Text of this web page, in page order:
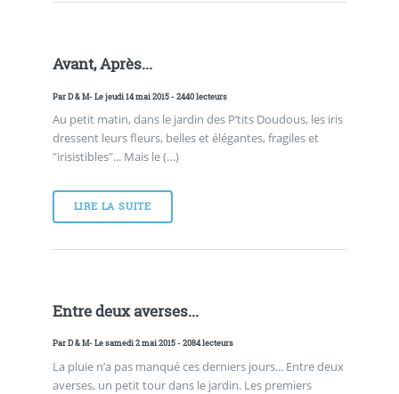
Avant, Après...
ParD & M- Le jeudi 14 mai 2015 - 2440 lecteurs
Au petit matin, dans le jardin des P’tits Doudous, les iris
dressent leurs fleurs, belles et élégantes, fragiles et
"irisistibles"... Mais le (…)
LIRE LA SUITE
Entre deux averses...
ParD & M- Le samedi 2 mai 2015 - 2084 lecteurs
La pluie n’a pas manqué ces derniers jours... Entre deux
averses, un petit tour dans le jardin. Les premiers